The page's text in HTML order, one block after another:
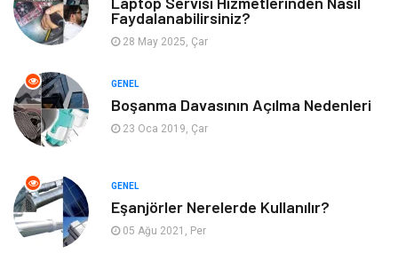
Otomotiv Eğitim Kurumları
Yapı İnşaat
Emlak Maden ve Metal
Mobilya Hizmet
Endüstriyel Ürünler
Faydalanabilirsiniz?
28 May 2025, Çar
GENEL
Boşanma Davasının Açılma Nedenleri
23 Oca 2019, Çar
GENEL
Eşanjörler Nerelerde Kullanılır?
05 Ağu 2021, Per